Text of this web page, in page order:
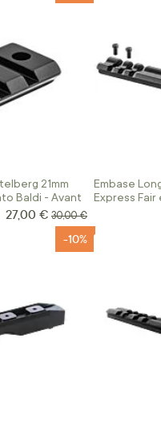
21mm
Baldi - Avant
Prix Spécial
27,00 € Prix normal
30,00 €
Embase
Express
-10%